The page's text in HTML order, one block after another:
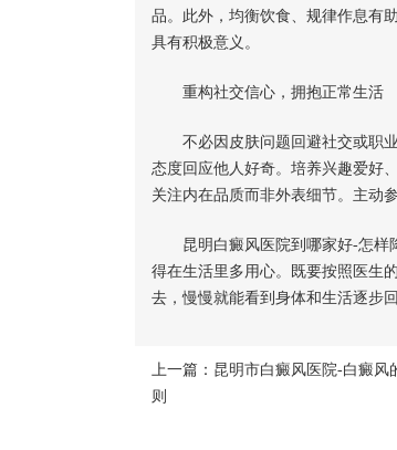
品。此外，均衡饮食、规律作息有
具有积极意义。
重构社交信心，拥抱正常生活
不必因皮肤问题回避社交或职业
态度回应他人好奇。培养兴趣爱好
关注内在品质而非外表细节。主动
昆明白癜风医院到哪家好-怎样
得在生活里多用心。既要按照医生
去，慢慢就能看到身体和生活逐步回
上一篇： 昆明市白癜风医院-白癜风
则